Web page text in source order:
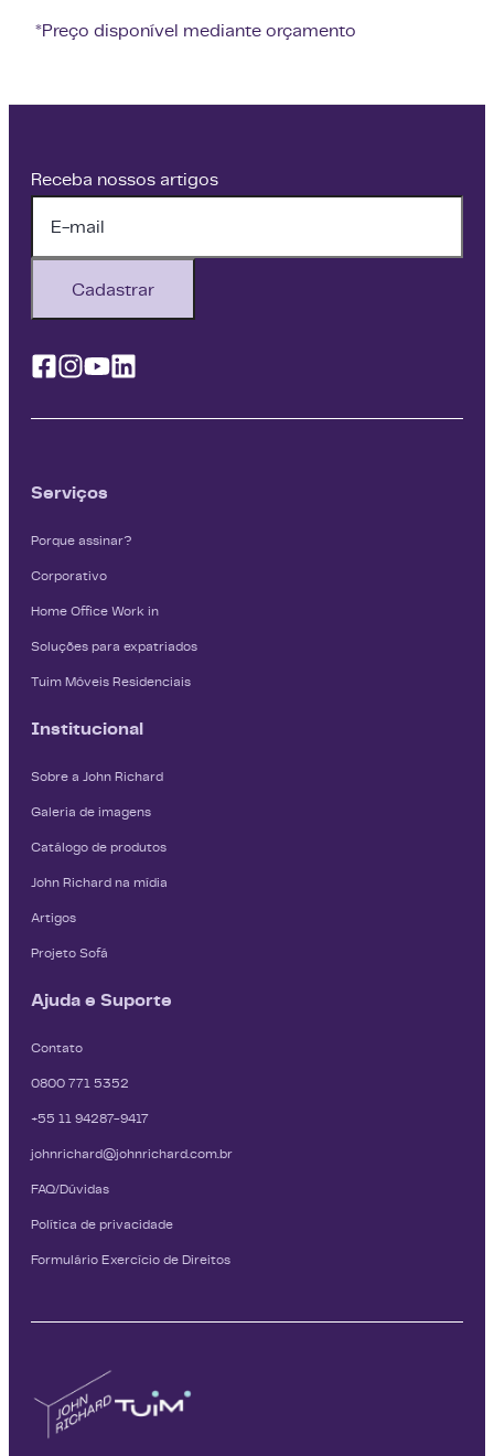
*Preço disponível mediante orçamento
Receba nossos artigos
Cadastrar
Facebook
Instagram
YoutubeLinkedin
Serviços
Porque assinar?
Corporativo
Home Office Work in
Soluções para expatriados
Tuim Móveis Residenciais
Institucional
Sobre a John Richard
Galeria de imagens
Catálogo de produtos
John Richard na mídia
Artigos
Projeto Sofá
Ajuda e Suporte
Contato
0800 771 5352
+55 11 94287-9417
johnrichard@johnrichard.com.br
FAQ/Dúvidas
Política de privacidade
Formulário Exercício de Direitos